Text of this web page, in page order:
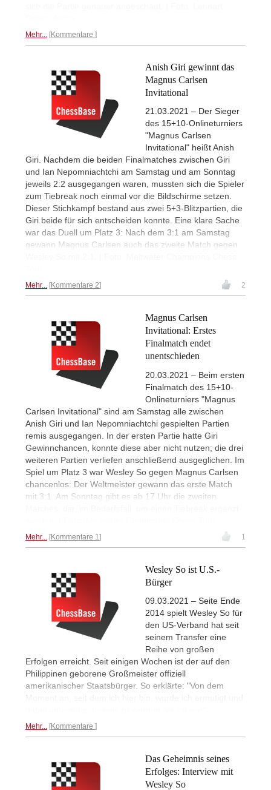
Mehr... Kommentare
Anish Giri gewinnt das
Magnus Carlsen
Invitational
21.03.2021 – Der Sieger
des 15+10-Onlineturniers
"Magnus Carlsen
Invitational" heißt Anish
Giri. Nachdem die beiden Finalmatches zwischen Giri
und Ian Nepomniachtchi am Samstag und am Sonntag
jeweils 2:2 ausgegangen waren, mussten sich die Spieler
zum Tiebreak noch einmal vor die Bildschirme setzen.
Dieser Stichkampf bestand aus zwei 5+3-Blitzpartien, die
Giri beide für sich entscheiden konnte. Eine klare Sache
war das Duell um Platz 3: Nach dem 3:1 am Samstag
gewann Magnus Carlsen auch das zweite Match gegen
Mehr... Kommentare 2 2
Magnus Carlsen
Invitational: Erstes
Finalmatch endet
unentschieden
20.03.2021 – Beim ersten
Finalmatch des 15+10-
Onlineturniers "Magnus
Carlsen Invitational" sind am Samstag alle zwischen
Anish Giri und Ian Nepomniachtchi gespielten Partien
remis ausgegangen. In der ersten Partie hatte Giri
Gewinnchancen, konnte diese aber nicht nutzen; die drei
weiteren Partien verliefen anschließend ausgeglichen. Im
Spiel um Platz 3 war Wesley So gegen Magnus Carlsen
chancenlos: Der Weltmeister gewann das erste Match
mit 3:1. Am Sonntag gibt es ab 17 Uhr die zweiten
Mehr... Kommentare 1 1
Wesley So ist U.S.-
Bürger
09.03.2021 – Seite Ende
2014 spielt Wesley So für
den US-Verband hat seit
seinem Transfer eine
Reihe von großen
Erfolgen erreicht. Seit einigen Wochen ist der auf den
Philippinen geborene Großmeister offiziell
amerikanischer Staatsbürger. So erklärte: "Von dem
Moment an, seit dem ich hier bin, wurde ich ermutigt und
Mehr... Kommentare
Das Geheimnis seines
Erfolges: Interview mit
Wesley So